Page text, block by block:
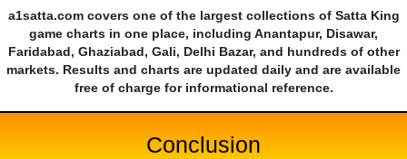
a1satta.com covers one of the largest collections of Satta King
game charts in one place, including Anantapur, Disawar,
Faridabad, Ghaziabad, Gali, Delhi Bazar, and hundreds of other
markets. Results and charts are updated daily and are available
free of charge for informational reference.
Conclusion